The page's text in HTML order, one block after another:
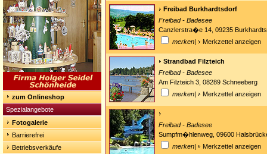
zum Onlineshop
Spezialangebote
Fotogalerie
Barrierefrei
Betriebsverkäufe
Freibad Burkhardtsdorf
Freibad - Badesee
Canzlerstra�e 14, 09235
merken| Merkzettel anzeigen
Strandbad Filzteich
Freibad - Badesee
Am Filzteich 3, 08289 Schneeberg
merken| Merkzettel anzeigen
Freibad - Badesee
Sumpfm�hlenweg, 09600
merken| Merkzettel anzeigen